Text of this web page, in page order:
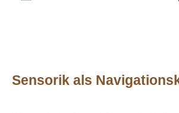
Sensorik als